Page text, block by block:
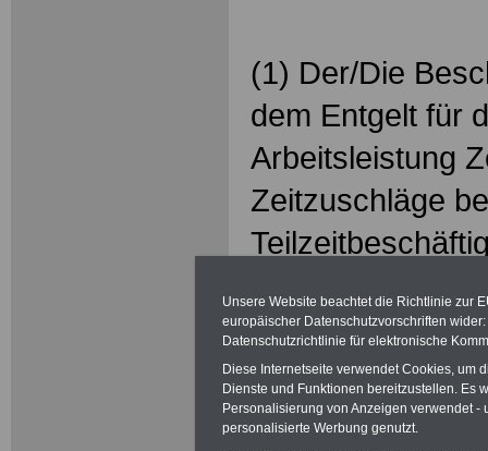
(1) Der/Die
dem Entgelt für
Arbeitsleistung
Zeitzuschläge
a) für
in den
in den
v.H.,
Unsere Website beachtet die Richtlinie zur
europäischer Datenschutzvorschriften
Datenschutzrichtlinie für elektronische
Diese Internetseite verwendet Cookies, um
Dienste und Funktionen bereitzustellen. Es
Personalisierung von Anzeigen verwendet
personalisierte Werbung genutzt.